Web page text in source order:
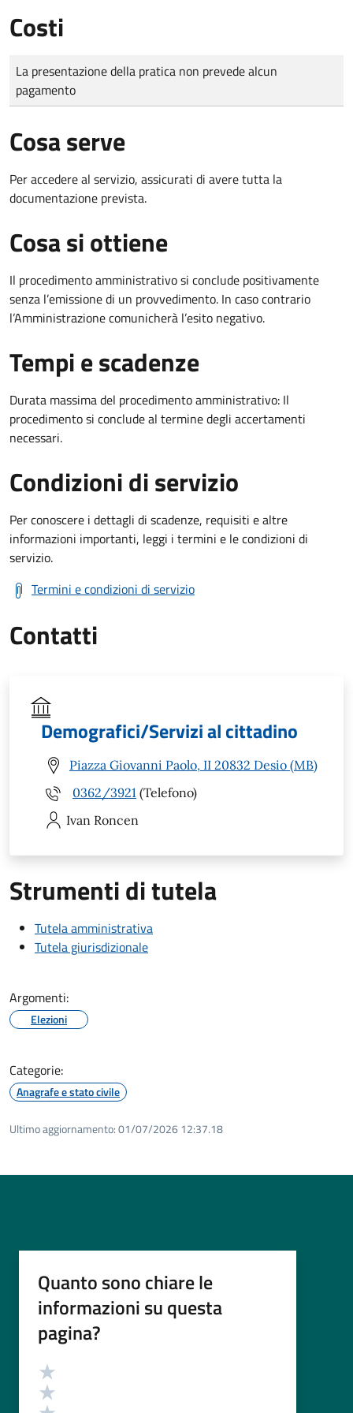
Costi
Tipo di pagamento
Importo
La presentazione della pratica non prevede alcun
pagamento
Cosa serve
Per accedere al servizio, assicurati di avere tutta la
documentazione prevista.
Cosa si ottiene
Il procedimento amministrativo si conclude positivamente
senza l’emissione di un provvedimento. In caso contrario
l’Amministrazione comunicherà l’esito negativo.
Tempi e scadenze
Durata massima del procedimento amministrativo: Il
procedimento si conclude al termine degli accertamenti
necessari.
Condizioni di servizio
Per conoscere i dettagli di scadenze, requisiti e altre
informazioni importanti, leggi i termini e le condizioni di
servizio.
Termini e condizioni di servizio
Contatti
Demografici/Servizi al cittadino
Piazza Giovanni Paolo, II 20832 Desio (MB)
0362/3921 (Telefono)
Ivan Roncen
Strumenti di tutela
Tutela amministrativa
Tutela giurisdizionale
Argomenti:
Elezioni
Categorie:
Anagrafe e stato civile
Ultimo aggiornamento:01/07/2026 12:37.18
Quanto sono chiare le
informazioni su questa
pagina?
Valutazione